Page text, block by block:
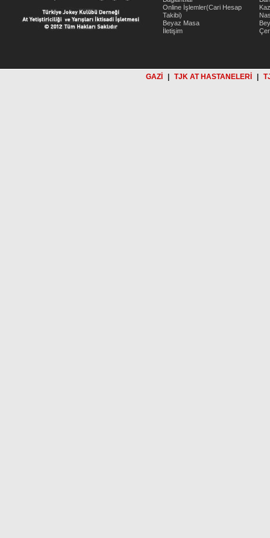
Online İşlemler(Cari Hesap
Takibi)
Beyaz Masa
İletişim
GAZİ TJK AT HASTANELERİ